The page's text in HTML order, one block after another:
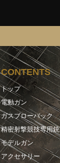
CONTENTS
トップ
電動ガン
ガスブローバック
精密射撃競技専用銃
モデルガン
アクセサリー